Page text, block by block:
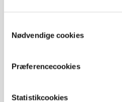
Nødvendige cookies
Præferencecookies
Statistikcookies
Syddansk
2015 blev den